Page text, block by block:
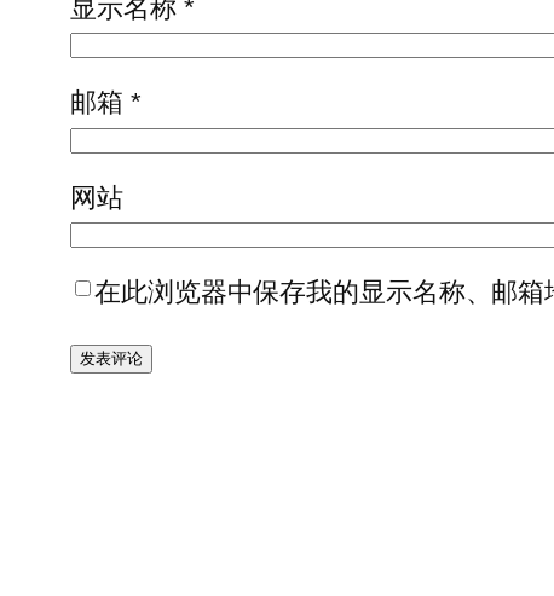
显示名称 *
邮箱 *
网站
在此浏览器中保存我的显示名称、邮箱